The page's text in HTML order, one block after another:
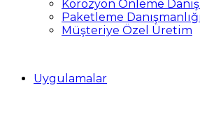
Korozyon Önleme
Paketleme Danışmanlığı
Müşteriye Özel Üretim
Uygulamalar